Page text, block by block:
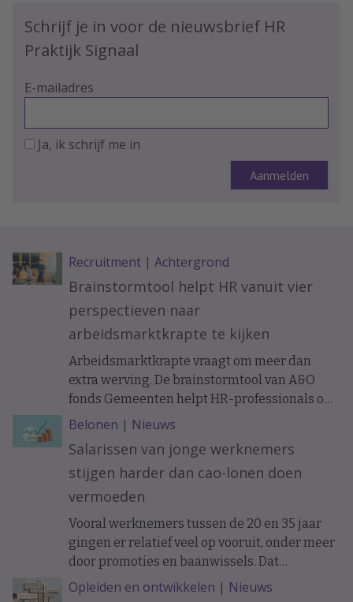
Schrijf je in voor de nieuwsbrief HR
Praktijk Signaal
E-mailadres
Ja, ik schrijf me in
Recruitment| Achtergrond
Brainstormtool helpt HR vanuit vier
perspectieven naar
arbeidsmarktkrapte te kijken
Arbeidsmarktkrapte vraagt om meer dan
extra werving. De brainstormtool van A&O
fonds Gemeenten helpt HR-professionals om
samen met managers, financials, IT-
specialisten en medewerkers uit de business
personeelsvraagstukken vanuit vier
verschillende perspectieven te bekijken. Dat
moet leiden tot nieuwe oplossingen voor
organiseren van werk.
Belonen | Nieuws
Salarissen van jonge werknemers
stijgen harder dan cao-lonen doen
vermoeden
Vooral werknemers tussen de 20 en 35 jaar
gingen er relatief veel op vooruit, onder meer
door promoties en baanwissels. Dat
constateren economen van ABN Amro in
Opleiden en ontwikkelen | Nieuws